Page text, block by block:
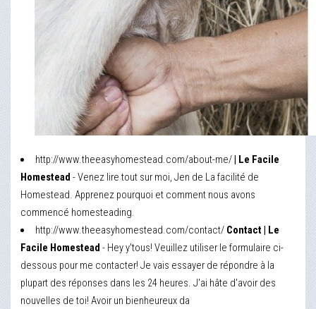
http://www.theeasyhomestead.com/about-me/| Le Facile
Homestead - Venez lire tout sur moi, Jen de La facilité de
Homestead. Apprenez pourquoi et comment nous avons
commencé homesteading.
http://www.theeasyhomestead.com/contact/ Contact | Le
Facile Homestead - Hey y'tous! Veuillez utiliser le formulaire ci-
dessous pour me contacter! Je vais essayer de répondre à la
plupart des réponses dans les 24 heures. J'ai hâte d'avoir des
nouvelles de toi! Avoir un bienheureux da